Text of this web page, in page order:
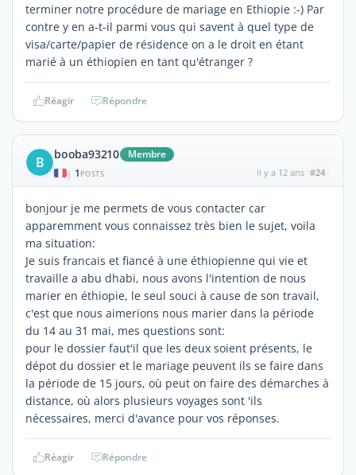
terminer notre procédure de mariage en Ethiopie :-) Par
contre y en a-t-il parmi vous qui savent à quel type de
visa/carte/papier de résidence on a le droit en étant
marié à un éthiopien en tant qu'étranger ?
Réagir Répondre
B booba93210 Membre
| 1 POSTS il y a 12 ans #24
bonjour je me permets de vous contacter car
apparemment vous connaissez très bien le sujet, voila
ma situation:
Je suis francais et fiancé à une éthiopienne qui vie et
travaille a abu dhabi, nous avons l'intention de nous
marier en éthiopie, le seul souci à cause de son travail,
c'est que nous aimerions nous marier dans la période
du 14 au 31 mai, mes questions sont:
pour le dossier faut'il que les deux soient présents, le
dépot du dossier et le mariage peuvent ils se faire dans
la période de 15 jours, où peut on faire des démarches à
distance, où alors plusieurs voyages sont 'ils
nécessaires, merci d'avance pour vos réponses.
Réagir Répondre